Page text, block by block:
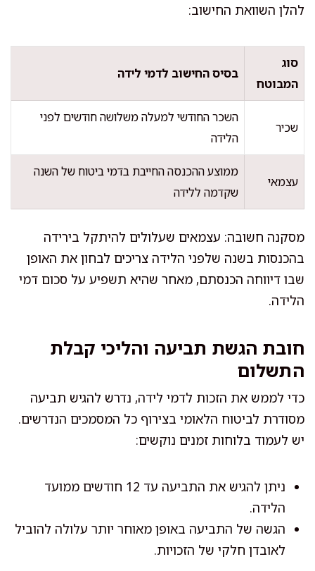
להלן השוואת החישוב:
סוג
המבוטח
בסיס החישוב לדמי לידה
שכיר
השכר החודשי למעלה משלושה חודשים לפני
הלידה
עצמאי
ממוצע ההכנסה החייבת בדמי ביטוח של השנה
שקדמה ללידה
מסקנה חשובה: עצמאים שעלולים להיתקל בירידה
בהכנסות בשנה שלפני הלידה צריכים לבחון את האופן
שבו דיווחה הכנסתם, מאחר שהיא תשפיע על סכום דמי
הלידה.
חובת הגשת תביעה והליכי קבלת
התשלום
כדי לממש את הזכות לדמי לידה, נדרש להגיש תביעה
מסודרת לביטוח הלאומי בצירוף כל המסמכים הנדרשים.
יש לעמוד בלוחות זמנים נוקשים:
ניתן להגיש את התביעה עד 12 חודשים ממועד
הלידה.
הגשה של התביעה באופן מאוחר יותר עלולה להוביל
לאובדן חלקי של הזכויות.